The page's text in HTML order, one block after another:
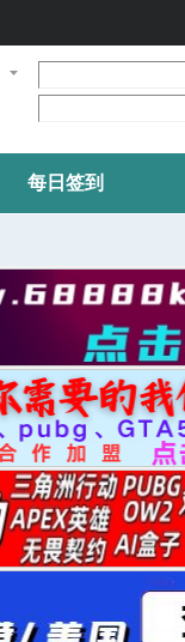
每日签到